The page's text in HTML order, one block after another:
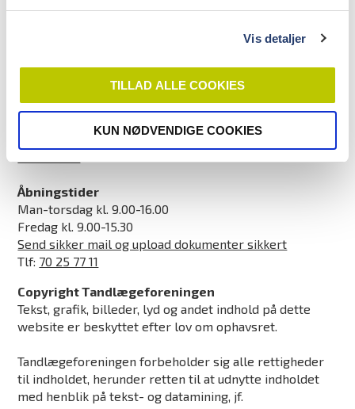
Vis detaljer
TILLAD ALLE COOKIES
KUN NØDVENDIGE COOKIES
Amaliegade 17
1256 København K
EAN/GLN-nummer: 5790002502873
Åbningstider
Man-torsdag kl. 9.00-16.00
Fredag kl. 9.00-15.30
Send sikker mail og upload dokumenter sikkert
Tlf: 70 25 77 11
Copyright Tandlægeforeningen
Tekst, grafik, billeder, lyd og andet indhold på dette
website er beskyttet efter lov om ophavsret.
Tandlægeforeningen forbeholder sig alle rettigheder
til indholdet, herunder retten til at udnytte indholdet
med henblik på tekst- og datamining, jf.